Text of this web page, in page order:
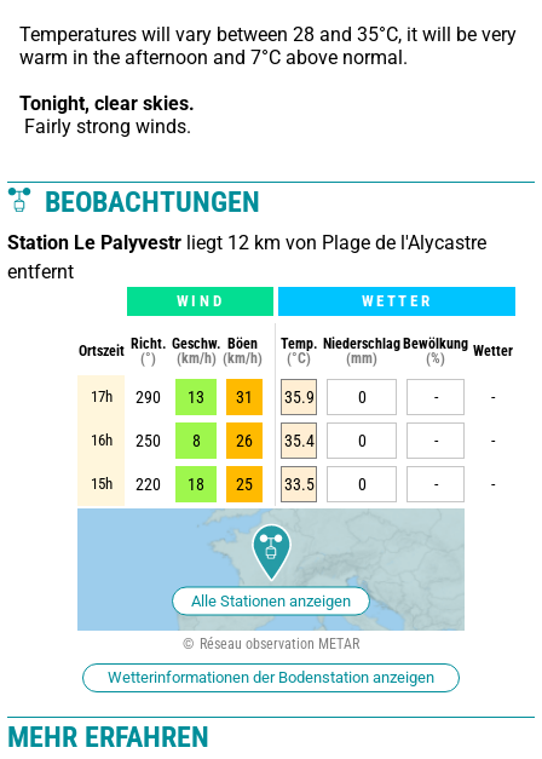
Temperatures will vary between 28 and 35°C, it will be very
warm in the afternoon and 7°C above normal.
Tonight, clear skies.
Fairly strong winds.
BEOBACHTUNGEN
Station Le Palyvestr liegt 12 km von Plage de l'Alycastre
entfernt
WIND WETTER
Ortszeit Richt.
(°)
Geschw.
(km/h)
Böen
(km/h)
Temp.
(°C)
Niederschlag
(mm)
Bewölkung
(%)
Wetter
17h 290 13 31 35.9 0 - -
16h 250 8 26 35.4 0 - -
15h 220 18 25 33.5 0 - -
Alle Stationen anzeigen
Réseau observation METAR
Wetterinformationen der Bodenstation anzeigen
MEHR ERFAHREN